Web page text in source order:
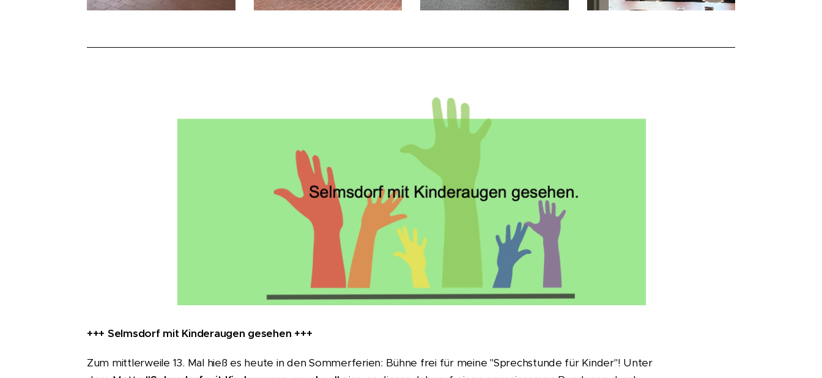
+++ Selmsdorf mit Kinderaugen gesehen +++
Zum mittlerweile 13. Mal hieß es heute in den Sommerferien: Bühne frei für meine "Sprechstunde für Kinder"! Unter